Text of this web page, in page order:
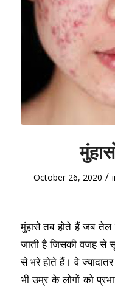
October 26, 2020 /
मुंहासे तब होते हैं जब तेल
जाती है जिसकी वजह से
से भरे होते हैं। वे
भी उम्र के लोगों को